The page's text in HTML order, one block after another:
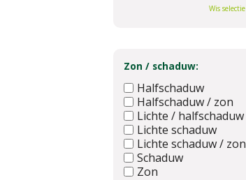
Wis selectie
Zon / schaduw:
Halfschaduw
Halfschaduw / zon
Lichte / halfschaduw
Lichte schaduw
Lichte schaduw / zon
Schaduw
Zon